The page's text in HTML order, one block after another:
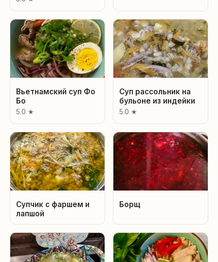
Вьетнамский суп Фо
Бо
5.0 ★
Суп рассольник на
бульоне из индейки
5.0 ★
Супчик с фаршем и
лапшой
Борщ